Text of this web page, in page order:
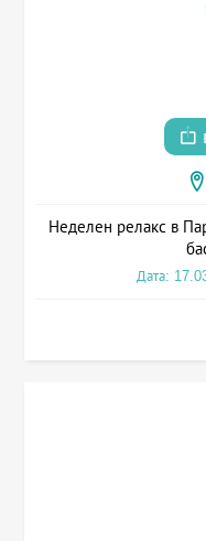
Неделен релакс в
Дата: